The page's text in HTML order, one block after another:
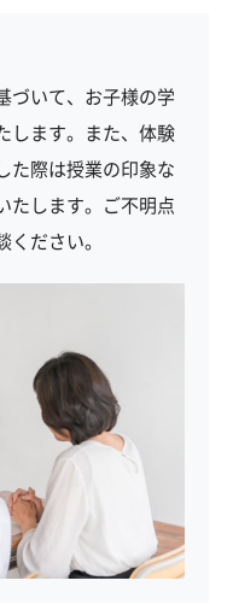
づいて、お子様の学
します。また、体験
た際は授業の印象な
たします。ご不明点
ださい。